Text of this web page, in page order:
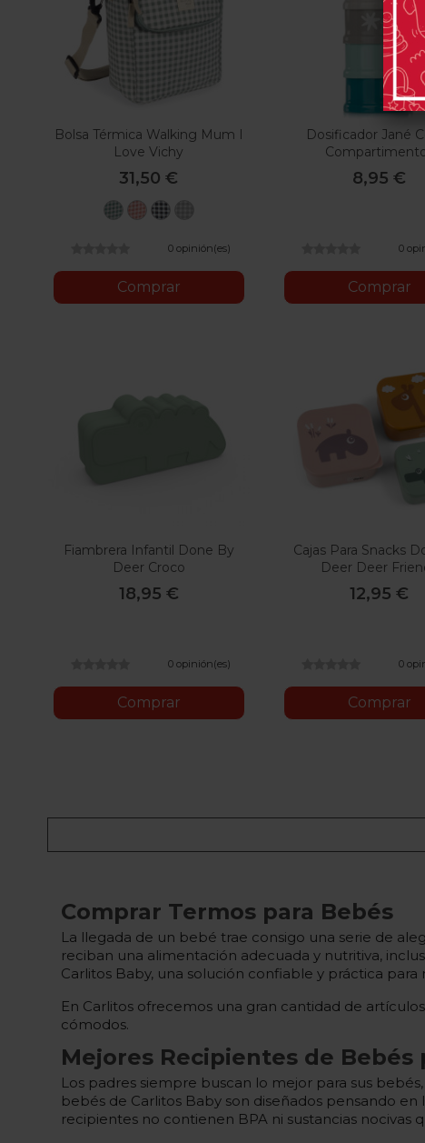
Bolsa Térmica Walking Mum I
Love Vichy
31,50 €
I
VichyVichy
0 opinión(es)
Comprar
Dosificador Jané
8,95 €
0
Comprar
Fiambrera Infantil Done By
Deer Croco
18,95 €
0 opinión(es)
Comprar
Cajas Para Snacks
Deer Deer
12,95 €
0
Comprar
Comprar Termos para Bebés
La llegada de un bebé trae consigo una serie de
reciban una alimentación adecuada y nutritiva,
Carlitos Baby, una solución confiable y práctica
En Carlitos ofrecemos una gran cantidad de
cómodos.
Mejores Recipientes de Bebés
Los padres siempre buscan lo mejor para sus
bebés de Carlitos Baby son diseñados pensando
recipientes no contienen BPA ni sustancias